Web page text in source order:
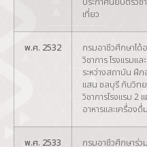
เที่ยว
พ.ศ. 2532
กรมอาชีวศึกษาได้
วิชาการ โรงแรมแ
ระหว่างสถาบัน ฝึก
แสน ชลบุรี กับวิทย
วิชาการโรงแรม
อาหารและเครื่อง
พ.ศ. 2533
กรมอาชีวศึกษาร่